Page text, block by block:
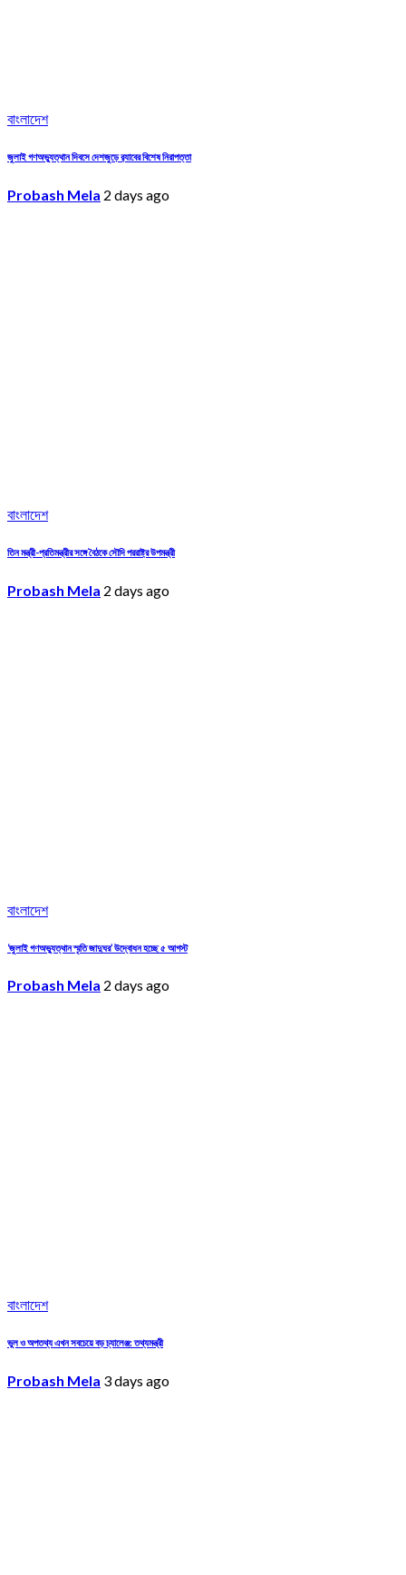
বাংলাদেশ
জুলাই গণঅভ্যুত্থান দিবসে দেশজুড়ে র‌্যাবের বিশেষ নিরাপত্তা
Probash Mela 2 days ago
বাংলাদেশ
তিন মন্ত্রী-প্রতিমন্ত্রীর সঙ্গে বৈঠকে সৌদি পররাষ্ট্র উপমন্ত্রী
Probash Mela 2 days ago
বাংলাদেশ
‘জুলাই গণঅভ্যুত্থান স্মৃতি জাদুঘর’ উদ্বোধন হচ্ছে ৫ আগস্ট
Probash Mela 2 days ago
বাংলাদেশ
ভুল ও অপতথ্য এখন সবচেয়ে বড় চ্যালেঞ্জ: তথ্যমন্ত্রী
Probash Mela 3 days ago